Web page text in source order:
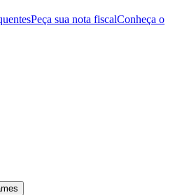
Peça sua nota fiscalConheça o